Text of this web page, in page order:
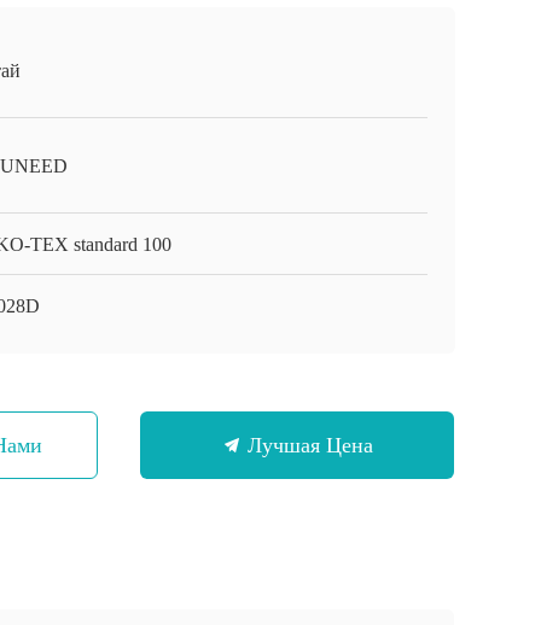
TEX standard 100
Лучшая Цена